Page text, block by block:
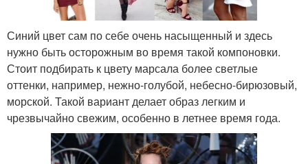
Синий цвет сам по себе очень насыщенный и здесь
нужно быть осторожным во время такой компоновки.
Стоит подбирать к цвету марсала более светлые
оттенки, например, нежно-голубой, небесно-бирюзовый,
морской. Такой вариант делает образ легким и
чрезвычайно свежим, особенно в летнее время года.